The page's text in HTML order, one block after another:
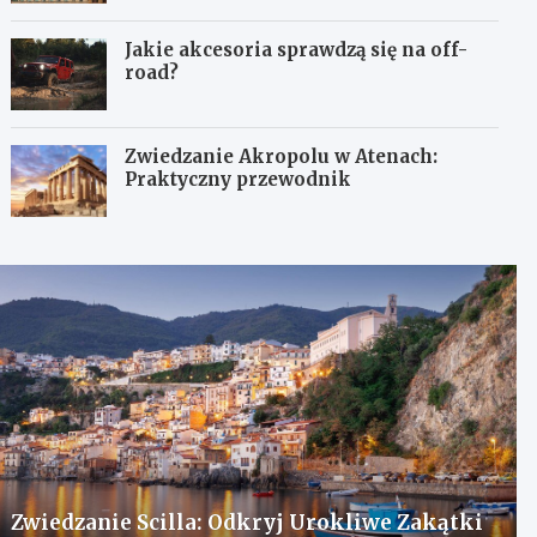
Jakie akcesoria sprawdzą się na off-
road?
Zwiedzanie Akropolu w Atenach:
Praktyczny przewodnik
Zwiedzanie Scilla: Odkryj Urokliwe Zakątki